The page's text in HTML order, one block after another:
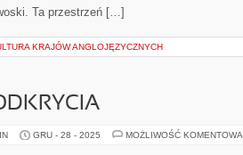
Ta przestrzeń […]
KRAJÓW ANGLOJĘZYCZNYCH
GRU - 28 - 2025 MOŻLIWOŚĆ